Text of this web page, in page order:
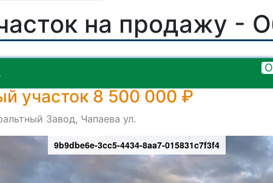
на продажу -
участок 8 500 000 ₽
Завод, Чапаева ул.
9b9dbe6e-3cc5-4434-8aa7-015831c7f3f4